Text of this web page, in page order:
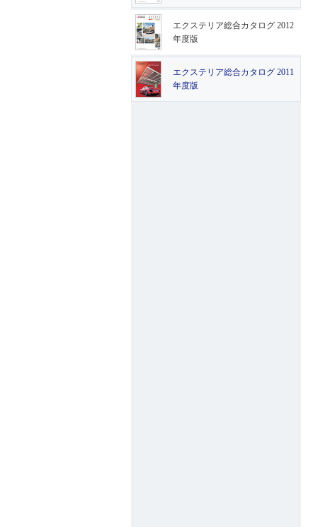
エクステリア総合カタログ 2012
年度版
エクステリア総合カタログ 2011
年度版